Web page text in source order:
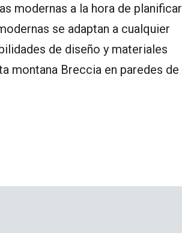
modernas a la hora de planificar
se adaptan a cualquier
de diseño y materiales
montana Breccia en paredes de